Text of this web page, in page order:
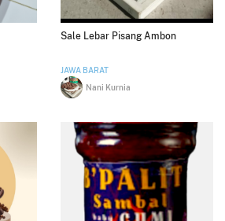
Sale Lebar Pisang Ambon
JAWA BARAT
Nani Kurnia